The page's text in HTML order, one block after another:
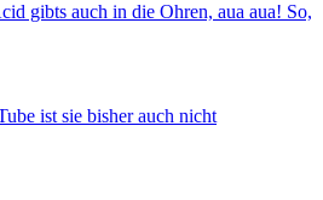
gibts auch in die Ohren, aua aua! So,
ist sie bisher auch nicht